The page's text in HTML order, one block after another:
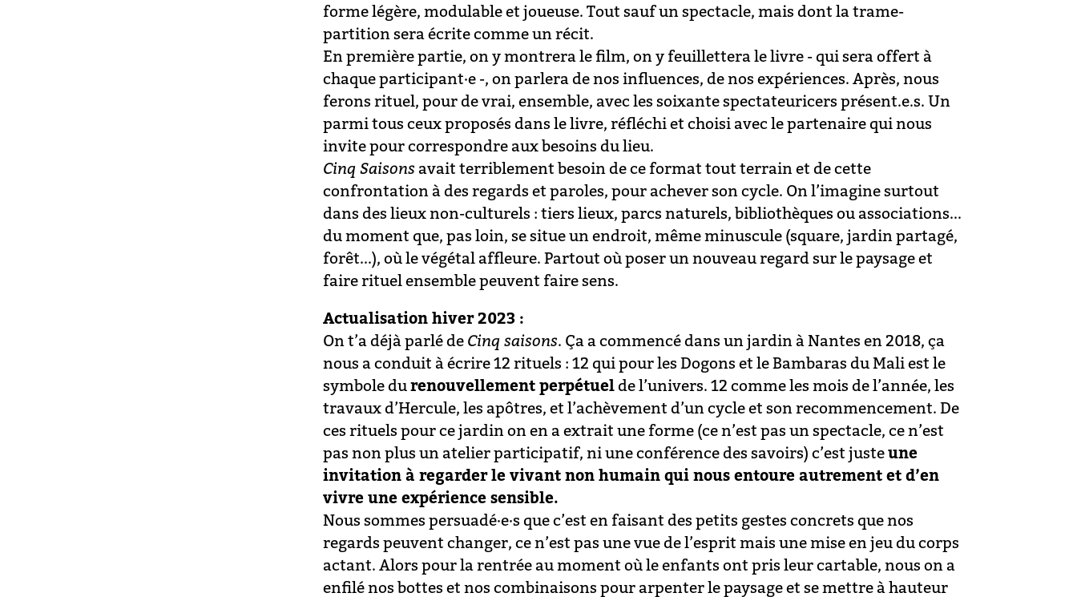
forme légère, modulable et joueuse. Tout sauf un spectacle, mais dont la trame-
partition sera écrite comme un récit.
En première partie, on y montrera le film, on y feuillettera le livre - qui sera offert à
chaque participant·e -, on parlera de nos influences, de nos expériences. Après, nous
ferons rituel, pour de vrai, ensemble, avec les soixante spectateuricers présent.e.s. Un
parmi tous ceux proposés dans le livre, réfléchi et choisi avec le partenaire qui nous
invite pour correspondre aux besoins du lieu.
Cinq Saisons avait terriblement besoin de ce format tout terrain et de cette
confrontation à des regards et paroles, pour achever son cycle. On l’imagine surtout
dans des lieux non-culturels : tiers lieux, parcs naturels, bibliothèques ou associations...
du moment que, pas loin, se situe un endroit, même minuscule (square, jardin partagé,
forêt...), où le végétal affleure. Partout où poser un nouveau regard sur le paysage et
faire rituel ensemble peuvent faire sens.
Actualisation hiver 2023 :
On t’a déjà parlé de Cinq saisons. Ça a commencé dans un jardin à Nantes en 2018, ça
nous a conduit à écrire 12 rituels : 12 qui pour les Dogons et le Bambaras du Mali est le
symbole durenouvellement perpétuelde l’univers. 12 comme les mois de l’année, les
travaux d’Hercule, les apôtres, et l’achèvement d’un cycle et son recommencement. De
ces rituels pour ce jardin on en a extrait une forme (ce n’est pas un spectacle, ce n’est
pas non plus un atelier participatif, ni une conférence des savoirs) c’est justeune
invitation à regarder le vivant non humain qui nous entoure autrement et d’en
vivre une expérience sensible.
Nous sommes persuadé·e·s que c’est en faisant des petits gestes concrets que nos
regards peuvent changer, ce n’est pas une vue de l’esprit mais une mise en jeu du corps
actant. Alors pour la rentrée au moment où le enfants ont pris leur cartable, nous on a
enfilé nos bottes et nos combinaisons pour arpenter le paysage et se mettre à hauteur